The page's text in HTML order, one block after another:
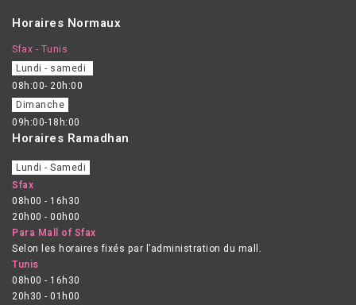
Horaires Normaux
Sfax - Tunis
Lundi - samedi
08h:00- 20h:00
Dimanche
09h:00-18h:00
Horaires Ramadhan
Lundi - Samedi
Sfax
08h00 - 16h30
20h00 - 00h00
Para Mall of Sfax
Selon les horaires fixés par l’administration du mall.
Tunis
08h00 - 16h30
20h30 - 01h00